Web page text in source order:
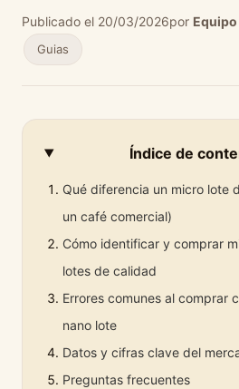
Publicado el 20/03/2026por
Guias
Índice de
Qué diferencia un micro lote
un café comercial)
Cómo identificar y comprar
lotes de calidad
Errores comunes al comprar
nano lote
Datos y cifras clave del
Preguntas frecuentes